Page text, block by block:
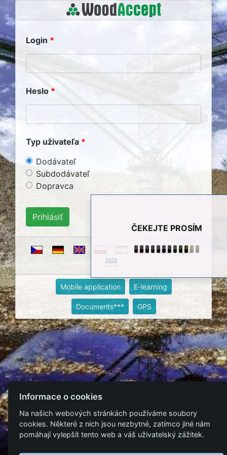
ČEKEJTE PROSÍM
Login
Heslo
Typ uživateľa
Dodávateľ
Subdodávateľ
Dopravca
Mobile application E-learning
Documents*** GPS
Informace o cookies
Na našich webových stránkách používáme soubory
cookies. Některé z nich jsou nezbytné, zatímco jiné nám
pomáhají vylepšít tento web a váš uživatelský zážitek.